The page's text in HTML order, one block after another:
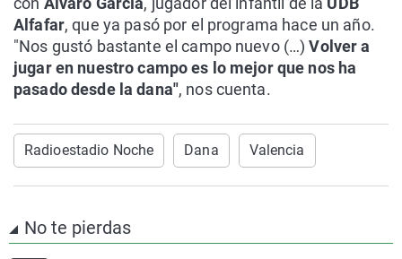
Alfafar, que ya pasó por el programa hace un año.
"Nos gustó bastante el campo nuevo (…) Volver a
jugar en nuestro campo es lo mejor que nos ha
pasado desde la dana", nos cuenta.
Radioestadio Noche Dana Valencia
No te pierdas